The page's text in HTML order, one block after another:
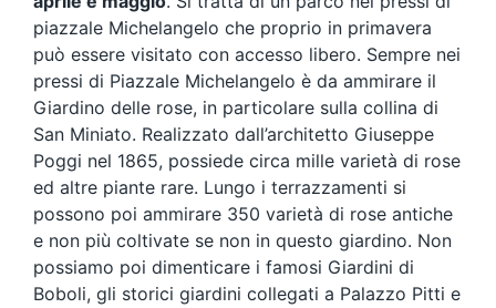
piazzale Michelangelo che proprio in primavera
può essere visitato con accesso libero. Sempre nei
pressi di Piazzale Michelangelo è da ammirare il
Giardino delle rose, in particolare sulla collina di
San Miniato. Realizzato dall’architetto Giuseppe
Poggi nel 1865, possiede circa mille varietà di rose
ed altre piante rare. Lungo i terrazzamenti si
possono poi ammirare 350 varietà di rose antiche
e non più coltivate se non in questo giardino. Non
possiamo poi dimenticare i famosi Giardini di
Boboli, gli storici giardini collegati a Palazzo Pitti e